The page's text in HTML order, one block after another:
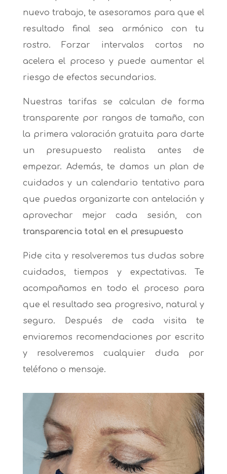
nuevo trabajo, te asesoramos para que el
resultado final sea armónico con tu
rostro. Forzar intervalos cortos no
acelera el proceso y puede aumentar el
riesgo de efectos secundarios.
Nuestras tarifas se calculan de forma
transparente por rangos de tamaño, con
la primera valoración gratuita para darte
un presupuesto realista antes de
empezar. Además, te damos un plan de
cuidados y un calendario tentativo para
que puedas organizarte con antelación y
aprovechar mejor cada sesión, con
transparencia total en el presupuesto
Pide cita y resolveremos tus dudas sobre
cuidados, tiempos y expectativas. Te
acompañamos en todo el proceso para
que el resultado sea progresivo, natural y
seguro. Después de cada visita te
enviaremos recomendaciones por escrito
y resolveremos cualquier duda por
teléfono o mensaje.